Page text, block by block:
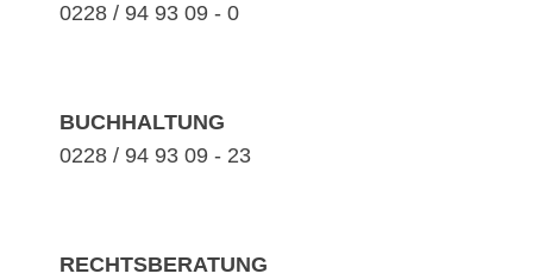
0228 / 94 93 09 - 0
BUCHHALTUNG
0228 / 94 93 09 - 23
RECHTSBERATUNG